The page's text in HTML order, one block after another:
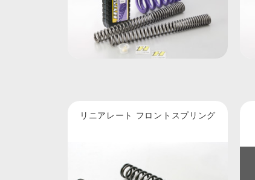
リニアレート フロントスプリング